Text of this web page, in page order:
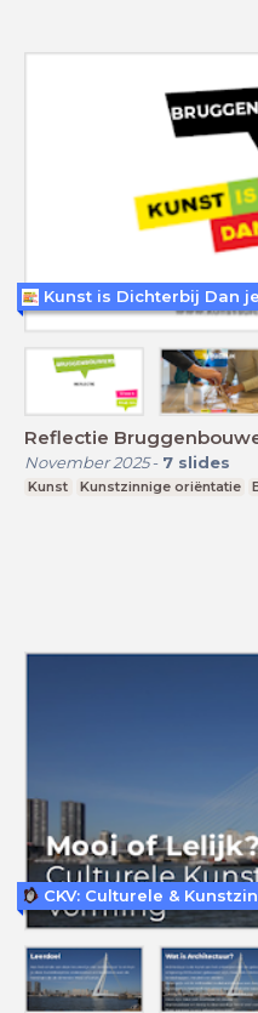
Reflectie
November 2025- 7 slides
Kunst Kunstzinnige oriëntatie
Kunst is Dichterbij Dan
CKV: Culturele &